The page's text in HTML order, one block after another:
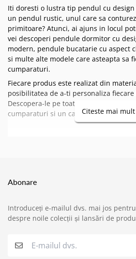
Iti doresti o lustra tip pendul cu
un pendul rustic, unul care sa
primitoare? Atunci, ai ajuns in locul
vei descoperi pendule dormitor cu
modern, pendule bucatarie cu aspect
si multe alte modele care asteapta sa
cumparaturi.
Fiecare produs este realizat din
posibilitatea de a-ti personaliza fiecare
Descopera-le pe toate si nu uita sa pui
cumparaturi si un candelabru din cristal
Citeste mai mult
Abonare
Introduceți e-mailul dvs. mai jos
despre noile colecții și lansări de
Service si garantii